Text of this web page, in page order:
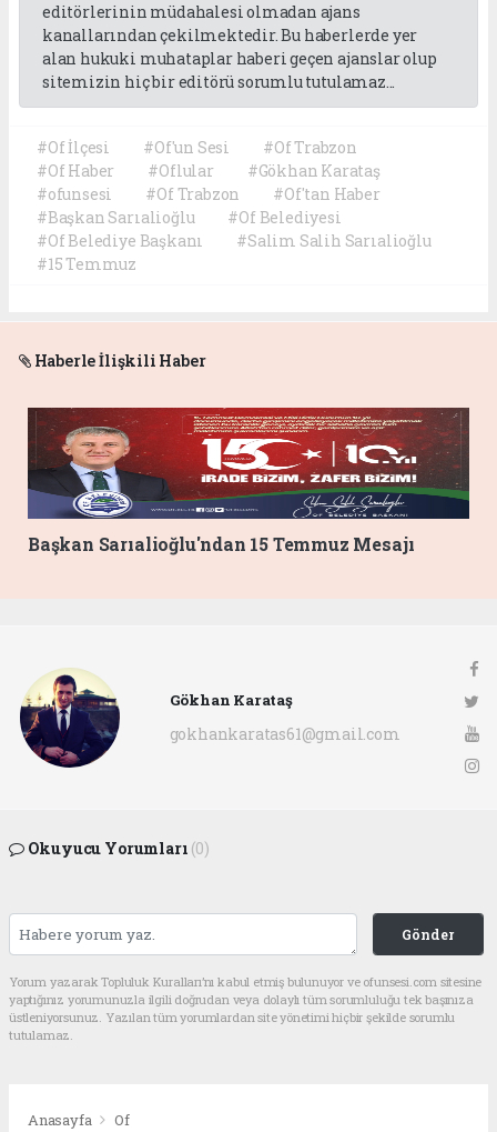
editörlerinin müdahalesi olmadan ajans
kanallarından çekilmektedir. Bu haberlerde yer
alan hukuki muhataplar haberi geçen ajanslar olup
sitemizin hiç bir editörü sorumlu tutulamaz...
#Of İlçesi #Of'un Sesi
#Of Trabzon
#Of Haber
#Oflular
#Gökhan Karataş
#ofunsesi
#Of Trabzon
#Of'tan Haber
#Başkan Sarıalioğlu
#Of Belediyesi
#Of Belediye Başkanı
#Salim Salih Sarıalioğlu
#15 Temmuz
Haberle İlişkili Haber
Başkan Sarıalioğlu'ndan 15 Temmuz Mesajı
Gökhan Karataş
gokhankaratas61@gmail.com
Okuyucu Yorumları (0)
Gönder
Yorum yazarak Topluluk Kuralları’nı kabul etmiş bulunuyor ve ofunsesi.com sitesine
yaptığınız yorumunuzla ilgili doğrudan veya dolaylı tüm sorumluluğu tek başınıza
üstleniyorsunuz. Yazılan tüm yorumlardan site yönetimi hiçbir şekilde sorumlu
tutulamaz.
Anasayfa Of